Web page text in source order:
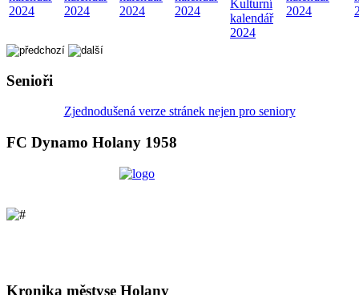
2024
2024
2024
2024
Kulturní
kalendář
2024
2024
Senioři
Zjednodušená verze stránek nejen pro seniory
FC Dynamo Holany 1958
Kronika městyse Holany